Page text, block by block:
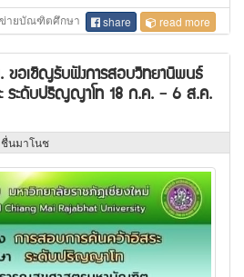
ายบัณฑิตศึกษา share read more
อเชิญรับฟังการสอบวิทยานิพนธ์
ระดับปริญญาโท 18 ก.ค. - 6 ส.ค.
นมาโนช